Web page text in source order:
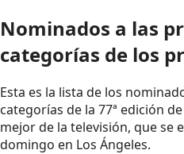
Nominados a las
categorías de los
Esta es la lista de los
categorías de la 77ª edición
mejor de la televisión, que se
domingo en Los Ángeles.